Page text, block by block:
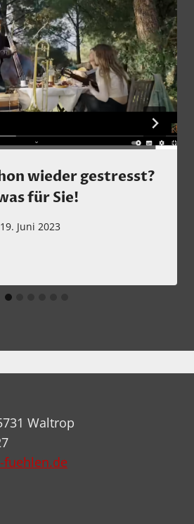
wieder gestresst?
für Sie!
19. Juni 2023
Waltrop
fuehlen.de